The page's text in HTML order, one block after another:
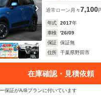
通常ローン 月々7,100
年式 2017年
車検
'26/09
保証
保証無
住所
千葉県野田市
在庫確認・見積依頼
保証がA/Bプランに付いています